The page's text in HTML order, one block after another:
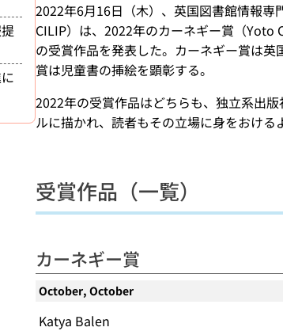
2022年6月16日（木）、英国図書館情報
CILIP）は、2022年のカーネギー賞（Yoto
の受賞作品を発表した。カーネギー賞は
賞は児童書の挿絵を顕彰する。
2022年の受賞作品はどちらも、独立系出
ルに描かれ、読者もその立場に身をおける
受賞作品（一覧）
カーネギー賞
October, October
Katya Balen